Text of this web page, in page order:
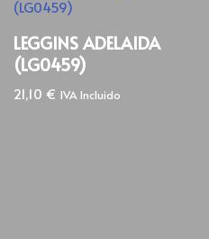
LEGGINS ADELAIDA
(LG0459)
21,10 € IVA Incluido